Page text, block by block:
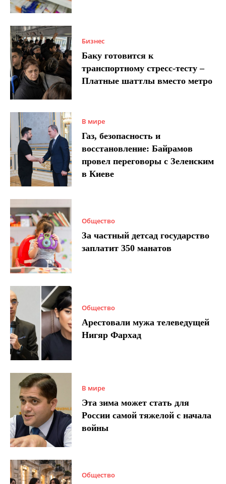
Бизнес
Баку готовится к
транспортному стресс-тесту –
Платные шаттлы вместо метро
В мире
Газ, безопасность и
восстановление: Байрамов
провел переговоры с Зеленским
в Киеве
Общество
За частный детсад государство
заплатит 350 манатов
Общество
Арестовали мужа телеведущей
Нигяр Фархад
В мире
Эта зима может стать для
России самой тяжелой с начала
войны
Общество